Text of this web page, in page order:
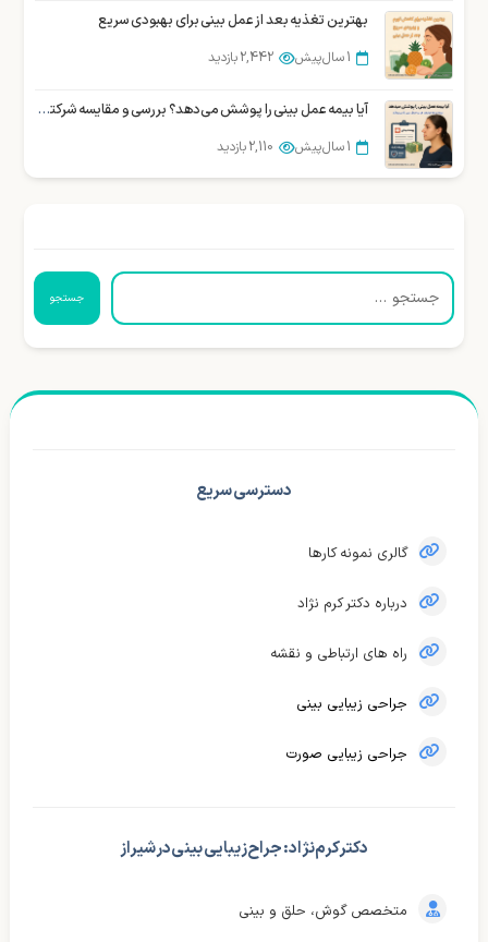
بهترین تغذیه بعد از عمل بینی برای بهبودی سریع
1 سال پیش 2,442 بازدید
آیا بیمه عمل بینی را پوشش می‌دهد؟ بررسی و مقایسه شرکتهای بیمه در ایران
1 سال پیش 2,110 بازدید
جستجو
دسترسی سریع
گالری نمونه کارها
درباره دکتر کرم نژاد
راه های ارتباطی و نقشه
جراحی زیبایی بینی
جراحی زیبایی صورت
دکتر کرم‌نژاد : جراح زیبایی بینی در شیراز
متخصص گوش، حلق و بینی